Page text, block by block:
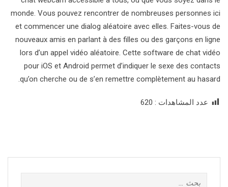
monde. Vous pouvez rencontrer de nombreuses personnes ici
et commencer une dialog aléatoire avec elles. Faites-vous de
nouveaux amis en parlant à des filles ou des garçons en ligne
lors d’un appel vidéo aléatoire. Cette software de chat vidéo
pour iOS et Android permet d’indiquer le sexe des contacts
qu’on cherche ou de s’en remettre complètement au hasard.
عدد المشاهدات : 620